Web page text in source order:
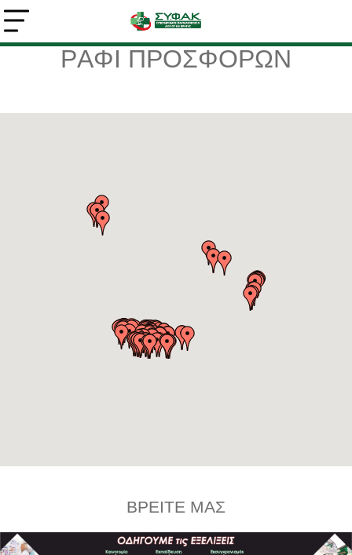
ΡAΦΙ ΠΡΟΣΦΟΡΩΝ
ΒΡΕΙΤΕ ΜΑΣ